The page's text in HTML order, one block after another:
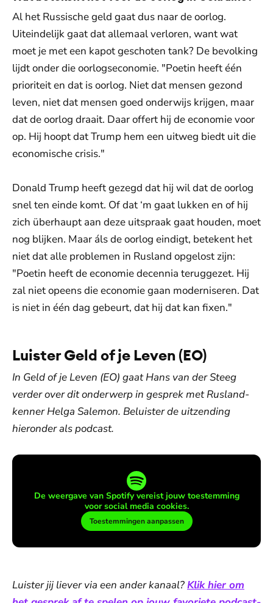
Al het Russische geld gaat dus naar de oorlog.
Uiteindelijk gaat dat allemaal verloren, want wat
moet je met een kapot geschoten tank? De bevolking
lijdt onder die oorlogseconomie. "Poetin heeft één
prioriteit en dat is oorlog. Niet dat mensen gezond
leven, niet dat mensen goed onderwijs krijgen, maar
dat de oorlog draait. Daar offert hij de economie voor
op. Hij hoopt dat Trump hem een uitweg biedt uit die
economische crisis."
Donald Trump heeft gezegd dat hij wil dat de oorlog
snel ten einde komt. Of dat ‘m gaat lukken en of hij
zich überhaupt aan deze uitspraak gaat houden, moet
nog blijken. Maar áls de oorlog eindigt, betekent het
niet dat alle problemen in Rusland opgelost zijn:
"Poetin heeft de economie decennia teruggezet. Hij
zal niet opeens die economie gaan moderniseren. Dat
is niet in één dag gebeurt, dat hij dat kan fixen."
Luister Geld of je Leven (EO)
In Geld of je Leven (EO) gaat Hans van der Steeg
verder over dit onderwerp in gesprek met Rusland-
kenner Helga Salemon. Beluister de uitzending
hieronder als podcast.
De weergave van Spotify vereist jouw toestemming
voor social media cookies.
Toestemmingen aanpassen
Luister jij liever via een ander kanaal?Klik hier om